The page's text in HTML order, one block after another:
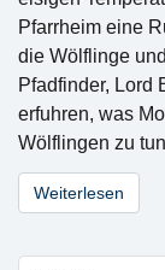
Pfarrheim eine
die Wölflinge
Pfadfinder, Lord
erfuhren, was
Wölflingen zu
Weiterlesen